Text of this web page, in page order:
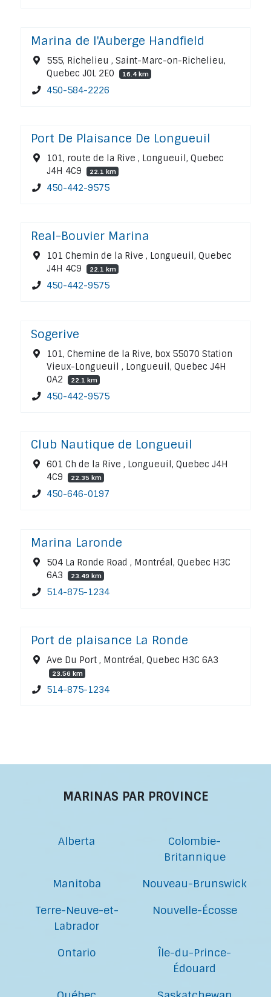
Marina de l'Auberge Handfield
555, Richelieu , Saint-Marc-on-Richelieu,
Quebec J0L 2E0
16.4 km
450-584-2226
Port De Plaisance De Longueuil
101, route de la Rive , Longueuil, Quebec
J4H 4C9
22.1 km
450-442-9575
Real-Bouvier Marina
101 Chemin de la Rive , Longueuil, Quebec
J4H 4C9
22.1 km
450-442-9575
Sogerive
101, Chemine de la Rive, box 55070 Station
Vieux-Longueuil , Longueuil, Quebec J4H
0A2
22.1 km
450-442-9575
Club Nautique de Longueuil
601 Ch de la Rive , Longueuil, Quebec J4H
4C9
22.35 km
450-646-0197
Marina Laronde
504 La Ronde Road , Montréal, Quebec H3C
6A3
23.49 km
514-875-1234
Port de plaisance La Ronde
Ave Du Port , Montréal, Quebec H3C 6A3
23.56 km
514-875-1234
MARINAS PAR PROVINCE
Alberta
Colombie-
Britannique
Manitoba
Nouveau-Brunswick
Terre-Neuve-et-
Labrador
Nouvelle-Écosse
Ontario
Île-du-Prince-
Édouard